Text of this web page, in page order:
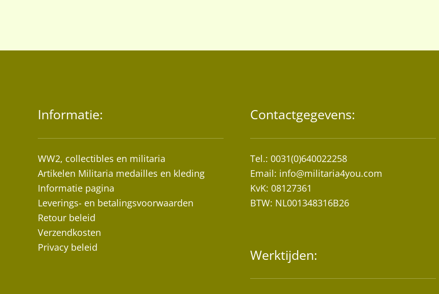
Informatie:
WW2, collectibles en militaria
Artikelen Militaria medailles en kleding
Informatie pagina
Leverings- en betalingsvoorwaarden
Retour beleid
Verzendkosten
Privacy beleid
Contactgegevens:
Tel.: 0031(0)640022258
Email: info@militaria4you.com
KvK: 08127361
BTW: NL001348316B26
Werktijden: